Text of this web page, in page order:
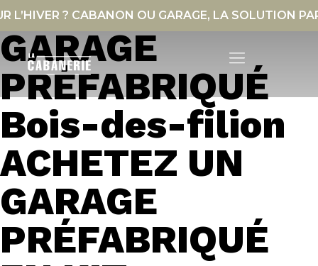
? CABANON OU GARAGE, LA SOLUTION
GARAGE
PRÉFABRIQUÉ
Bois-des-filion
ACHETEZ UN
GARAGE
PRÉFABRIQUÉ